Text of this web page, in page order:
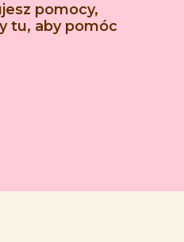
pomocy,
tu, aby pomóc